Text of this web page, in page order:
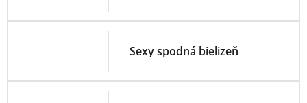
Sexy spodná bielizeň